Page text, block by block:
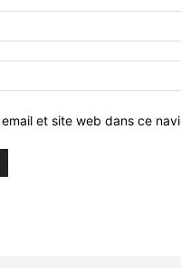
et site web dans ce